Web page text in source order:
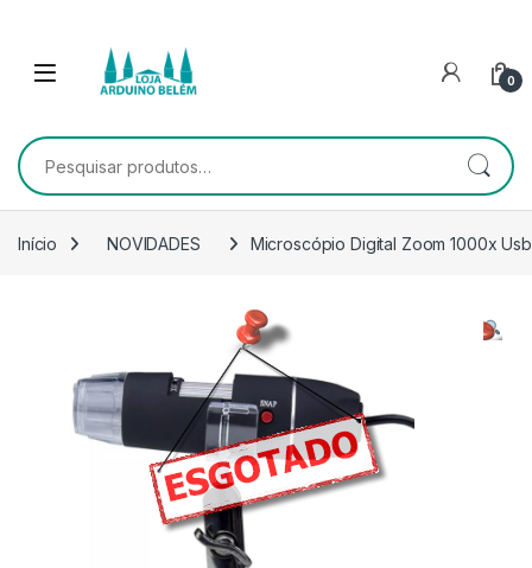
0
Pesquisar por:
Início NOVIDADES Microscópio Digital Zoom 1000x